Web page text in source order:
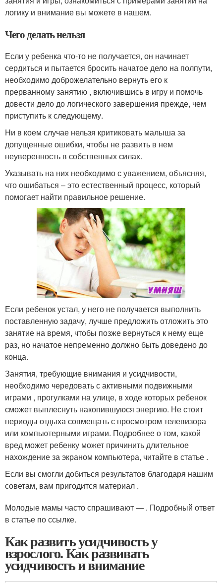
логику и внимание вы можете в нашем.
Чего делать нельзя
Если у ребенка что-то не получается, он начинает
сердиться и пытается бросить начатое дело на полпути,
необходимо доброжелательно вернуть его к
прерванному занятию , включившись в игру и помочь
довести дело до логического завершения прежде, чем
приступить к следующему.
Ни в коем случае нельзя критиковать малыша за
допущенные ошибки, чтобы не развить в нем
неуверенность в собственных силах.
Указывать на них необходимо с уважением, объясняя,
что ошибаться – это естественный процесс, который
помогает найти правильное решение.
Если ребенок устал, у него не получается выполнить
поставленную задачу, лучше предложить отложить это
занятие на время, чтобы позже вернуться к нему еще
раз, но начатое непременно должно быть доведено до
конца.
Занятия, требующие внимания и усидчивости,
необходимо чередовать с активными подвижными
играми , прогулками на улице, в ходе которых ребенок
сможет выплеснуть накопившуюся энергию. Не стоит
периоды отдыха совмещать с просмотром телевизора
или компьютерными играми. Подробнее о том, какой
вред может ребенку может причинить длительное
нахождение за экраном компьютера, читайте в статье .
Если вы смогли добиться результатов благодаря нашим
советам, вам пригодится материал .
Молодые мамы часто спрашивают — . Подробный ответ
в статье по ссылке.
Как развить усидчивость у
взрослого. Как развивать
усидчивость и внимание